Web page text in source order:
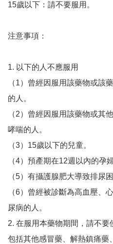
15歲以下：請不要服用。
注意事項：
1. 以下的人不應服用
（1）曾經因服用該藥物或該
的人。
（2）曾經因服用該藥物或其
哮喘的人。
（3）15歲以下的兒童。
（4）預產期在12週以內的孕婦
（5）有攝護腺肥大導致排尿
（6）曾經被診斷為高血壓、
尿病的人。
2. 在服用本藥物期間，請不要
包括其他感冒藥、解熱鎮痛藥